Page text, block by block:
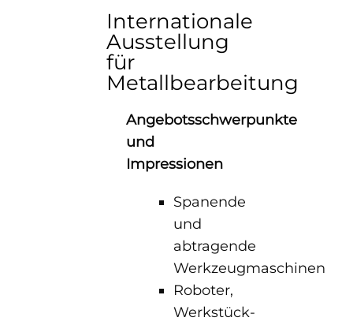
Internationale
Ausstellung
für
Metallbearbeitung
Angebotsschwerpunkte
und
Impressionen
Spanende
und
abtragende
Werkzeugmaschinen
Roboter,
Werkstück-